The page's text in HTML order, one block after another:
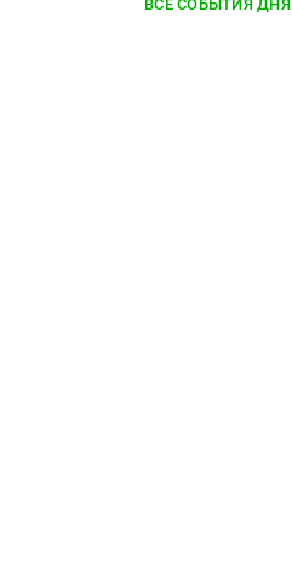
ВСЕ СОБЫТИЯ ДНЯ